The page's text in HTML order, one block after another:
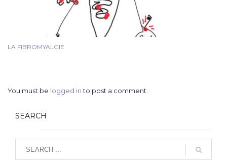
LA FIBROMYALGIE
You must be logged into post a comment.
SEARCH